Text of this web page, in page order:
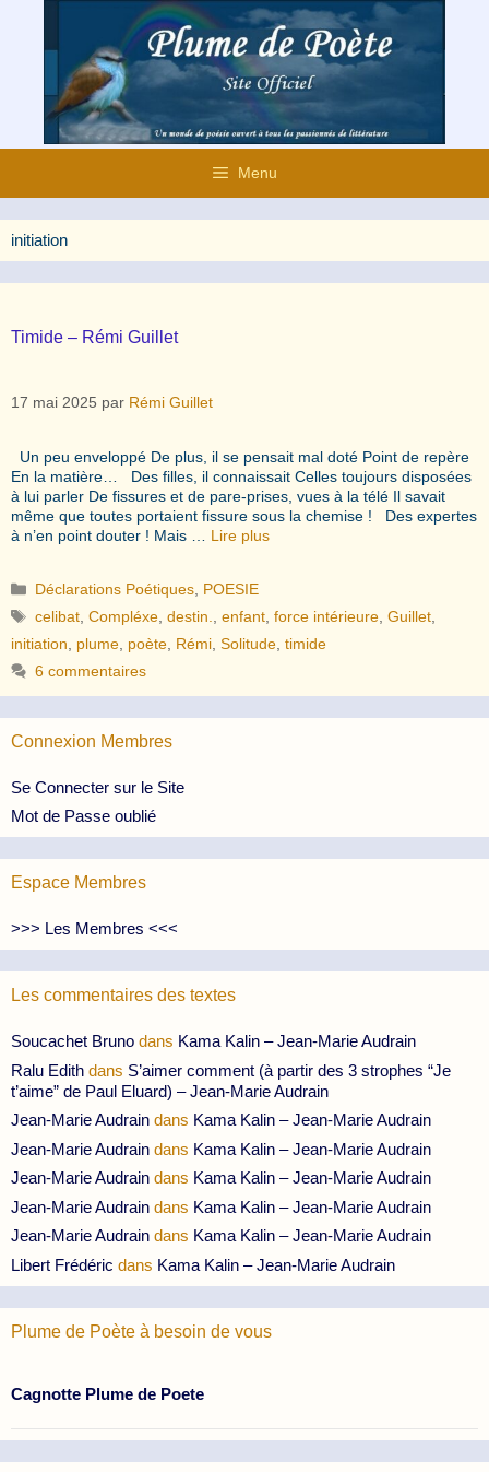
contenu
Menu
initiation
Timide – Rémi Guillet
17 mai 2025 par Rémi Guillet
Un peu enveloppé De plus, il se pensait mal doté Point de repère
En la matière… Des filles, il connaissait Celles toujours disposées
à lui parler De fissures et de pare-prises, vues à la télé Il savait
même que toutes portaient fissure sous la chemise ! Des expertes
à n’en point douter ! Mais … Lire plus
Catégories
Déclarations Poétiques POESIE
Étiquettes
celibat ,Compléxe ,destin. ,enfant ,force intérieure ,Guillet
initiation
plume poète Rémi Solitude timide
6 commentaires
Connexion Membres
Se Connecter sur le Site
Mot de Passe oublié
Espace Membres
>>> Les Membres <<<
Les commentaires des textes
Soucachet Bruno dans Kama Kalin – Jean-Marie Audrain
Ralu Edith dans S’aimer comment (à partir des 3 strophes “Je
t’aime” de Paul Eluard) – Jean-Marie Audrain
Jean-Marie Audrain dans Kama Kalin – Jean-Marie Audrain
Jean-Marie Audrain dans Kama Kalin – Jean-Marie Audrain
Jean-Marie Audrain dans Kama Kalin – Jean-Marie Audrain
Jean-Marie Audrain dans Kama Kalin – Jean-Marie Audrain
Jean-Marie Audrain dans Kama Kalin – Jean-Marie Audrain
Libert Frédéric dans Kama Kalin – Jean-Marie Audrain
Plume de Poète à besoin de vous
Cagnotte Plume de Poete